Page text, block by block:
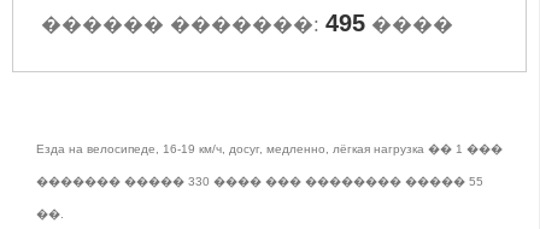
������ �������: 495 ����
Езда на велосипеде, 16-19 км/ч, досуг, медленно, лёгкая нагрузка �� 1 ���
������� ����� 330 ���� ��� �������� ����� 55
��.